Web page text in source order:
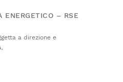
ENERGETICO – RSE
a direzione e